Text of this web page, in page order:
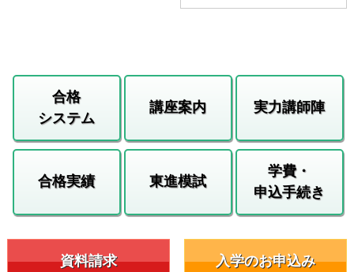
合格
システム
講座案内 実力講師陣
合格実績 東進模試
学費・
申込手続き
資料請求 入学のお申込み